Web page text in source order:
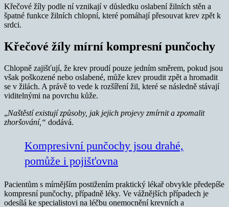
Křečové žíly podle ní vznikají v důsledku oslabení žilních stěn a
špatné funkce žilních chlopní, které pomáhají přesouvat krev zpět k
srdci.
Křečové žíly mírní kompresní punčochy
Chlopně zajišťují, že krev proudí pouze jedním směrem, pokud jsou
však poškozené nebo oslabené, může krev proudit zpět a hromadit
se v žilách. A právě to vede k rozšíření žil, které se následně stávají
viditelnými na povrchu kůže.
„Naštěstí existují způsoby, jak jejich projevy zmírnit a zpomalit
zhoršování,“ dodává.
Kompresivní punčochy jsou drahé,
pomůže i pojišťovna
Pacientům s mírnějším postižením praktický lékař obvykle předepíše
kompresní punčochy, případně léky. Ve vážnějších případech je
odesílá ke specialistovi na léčbu onemocnění krevních a